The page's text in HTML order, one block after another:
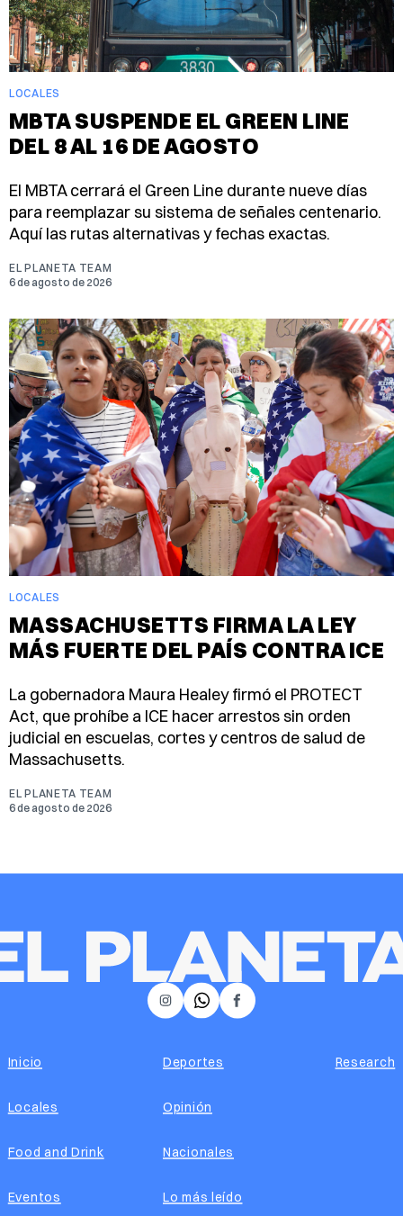
LOCALES
MBTA SUSPENDE EL GREEN LINE
DEL 8 AL 16 DE AGOSTO
El MBTA cerrará el Green Line durante nueve días
para reemplazar su sistema de señales centenario.
Aquí las rutas alternativas y fechas exactas.
EL PLANETA TEAM
6 de agosto de 2026
LOCALES
MASSACHUSETTS FIRMA LA LEY
MÁS FUERTE DEL PAÍS CONTRA ICE
La gobernadora Maura Healey firmó el PROTECT
Act, que prohíbe a ICE hacer arrestos sin orden
judicial en escuelas, cortes y centros de salud de
Massachusetts.
EL PLANETA TEAM
6 de agosto de 2026
𝕏 Facebook
Instagram
Inicio
Locales
Food and Drink
Eventos
Deportes
Opinión
Nacionales
Lo más leído
Research